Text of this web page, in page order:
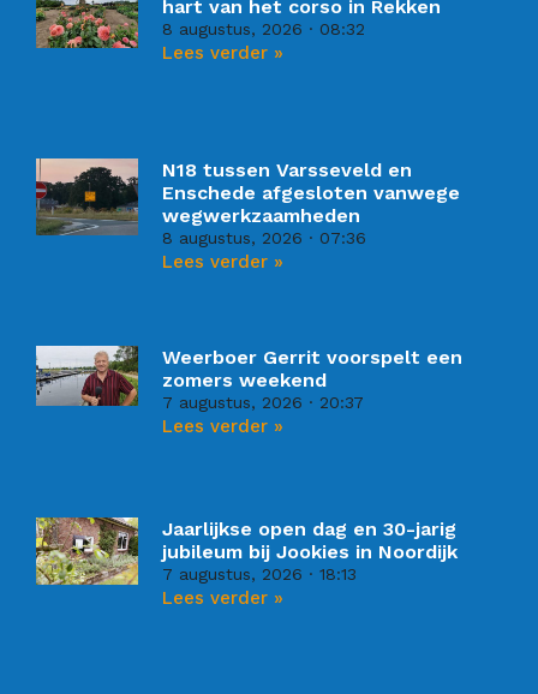
hart van het corso in Rekken
8 augustus, 2026 08:32
Lees verder »
N18 tussen Varsseveld en
Enschede afgesloten vanwege
wegwerkzaamheden
8 augustus, 2026 07:36
Lees verder »
Weerboer Gerrit voorspelt een
zomers weekend
7 augustus, 2026 20:37
Lees verder »
Jaarlijkse open dag en 30-jarig
jubileum bij Jookies in Noordijk
7 augustus, 2026 18:13
Lees verder »